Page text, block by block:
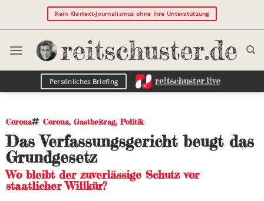
Kein Klartext-Journalismus ohne Ihre Unterstützung
Persönliches Briefing
Corona Corona, Gastbeitrag,Politik
Das Verfassungsgericht beugt das
Grundgesetz
Wo bleibt der zuverlässige Schutz vor
staatlicher Willkür?